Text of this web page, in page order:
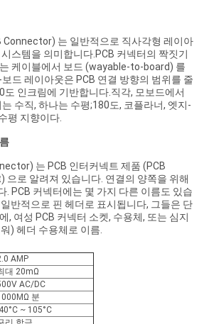
Connector) 는 일반적으로 직사각형 레이아
스템을 의미합니다.PCB 커넥터의 짝짓기
케이블에서 보드 (wayable-to-board) 를
드 레이아웃은 PCB 연결 방향의 범위를 줄
도 인크림에 기반합니다.직각, 모보드에서
수직, 하나는 수평;180도, 코플라너, 엣지-
평 지향이다.
는 PCB 인터커넥트 제품 (PCB
로 알려져 있습니다. 연결의 양쪽을 위해
. PCB 커넥터에는 몇 가지 다른 이름도 있습
반적으로 핀 헤더로 표시됩니다, 그들은 단
, 여성 PCB 커넥터 소켓, 수용체, 또는 심지
) 헤더 수용체로 이름.
AMP
대 20mΩ
AC/DC
분
~ 105°C